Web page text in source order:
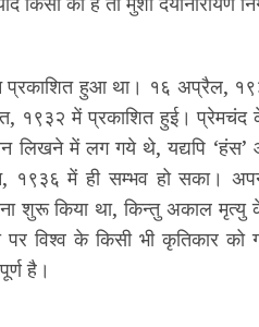
प्रकाशित हुआ था। १६ अप्रैल,
१९३२ में प्रकाशित हुई। प्रेमचंद
लिखने में लग गये थे, यद्यपि
में ही सम्भव हो सका।
शुरू किया था, किन्तु अकाल मृत्यु
पर विश्व के किसी भी कृतिकार को
है।